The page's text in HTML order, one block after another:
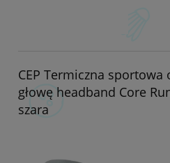
CEP Termiczna sportowa
głowę headband Core
szara